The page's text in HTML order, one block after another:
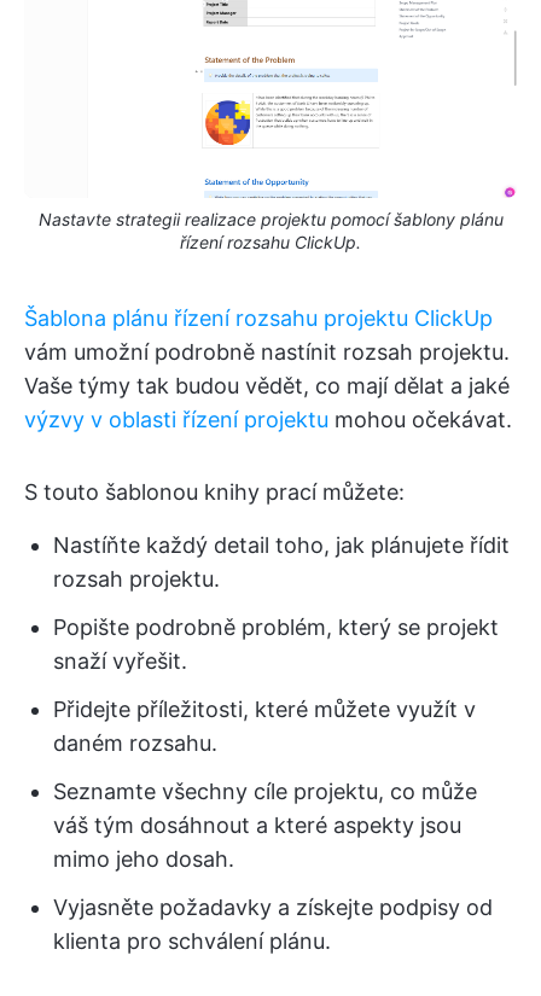
Nastavte strategii realizace projektu pomocí šablony plánu
řízení rozsahu ClickUp.
Šablona plánu řízení rozsahu projektu ClickUp
vám umožní podrobně nastínit rozsah projektu.
Vaše týmy tak budou vědět, co mají dělat a jaké
výzvy v oblasti řízení projektu mohou očekávat.
S touto šablonou knihy prací můžete:
Nastíňte každý detail toho, jak plánujete řídit
rozsah projektu.
Popište podrobně problém, který se projekt
snaží vyřešit.
Přidejte příležitosti, které můžete využít v
daném rozsahu.
Seznamte všechny cíle projektu, co může
váš tým dosáhnout a které aspekty jsou
mimo jeho dosah.
Vyjasněte požadavky a získejte podpisy od
klienta pro schválení plánu.